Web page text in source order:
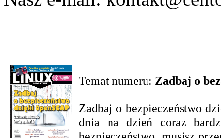
Temat numeru: Zadbaj o
Zadbaj o bezpieczeństwo
dnia na dzień coraz